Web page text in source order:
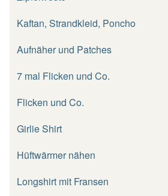
Kaftan, Strandkleid, Poncho
Aufnäher und Patches
7 mal Flicken und Co.
Flicken und Co.
Girlie Shirt
Hüftwärmer nähen
Longshirt mit Fransen